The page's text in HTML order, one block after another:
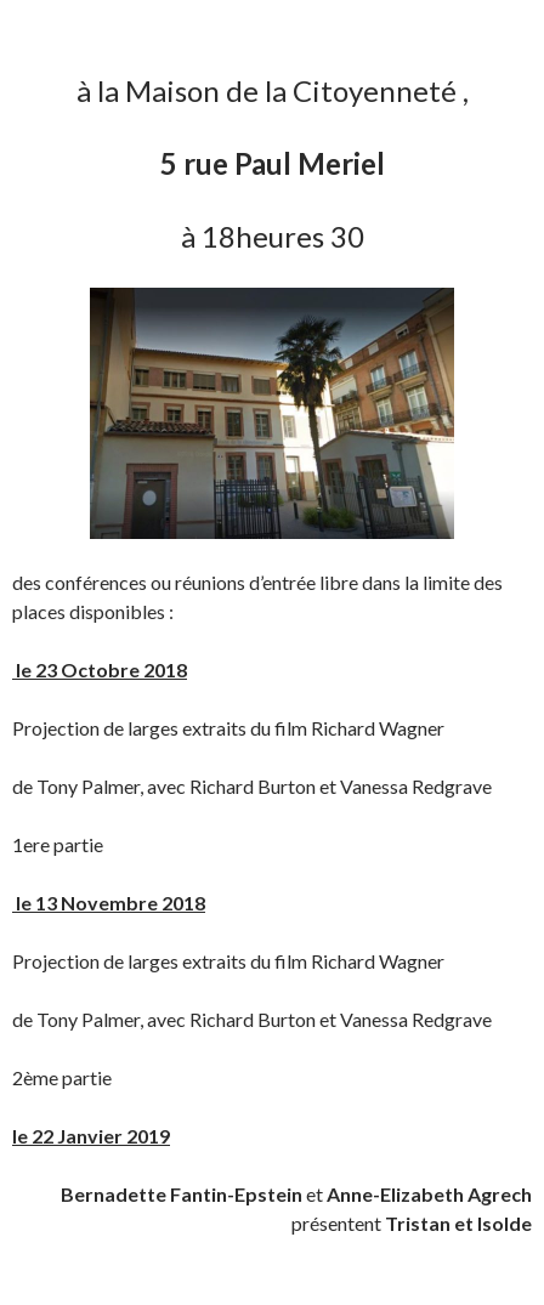
à la Maison de la Citoyenneté ,
5 rue Paul Meriel
à 18heures 30
des conférences ou réunions d’entrée libre dans la limite des
places disponibles :
le 23 Octobre 2018
Projection de larges extraits du film Richard Wagner
de Tony Palmer, avec Richard Burton et Vanessa Redgrave
1ere partie
le 13 Novembre 2018
Projection de larges extraits du film Richard Wagner
de Tony Palmer, avec Richard Burton et Vanessa Redgrave
2ème partie
le 22 Janvier 2019
Bernadette Fantin-Epstein etAnne-Elizabeth Agrech
présentent Tristan et Isolde